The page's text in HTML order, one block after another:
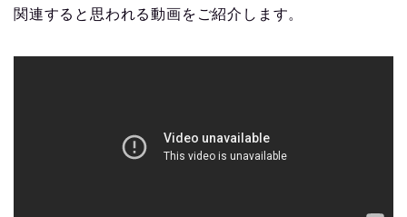
関連すると思われる動画をご紹介します。